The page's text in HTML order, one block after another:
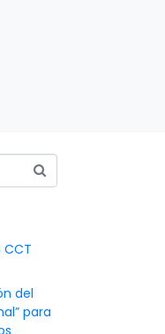
CCT
del
para